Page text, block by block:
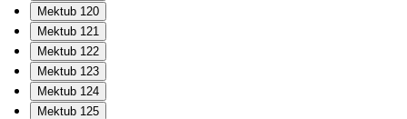
Mektub 120
Mektub 121
Mektub 122
Mektub 123
Mektub 124
Mektub 125